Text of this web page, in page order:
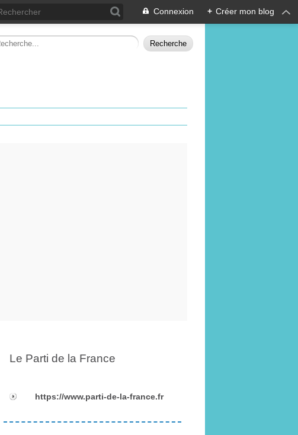
Connexion + Créer mon blog
Le Parti de la France
https://www.parti-de-la-france.fr